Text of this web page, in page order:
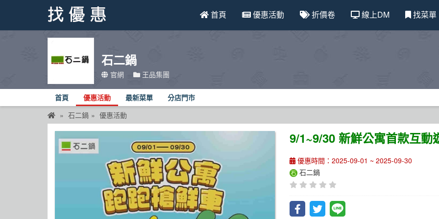
首頁 優惠活動 折價卷 線上DM 找菜單
石二鍋
官網 王品集團
首頁 優惠活動 最新菜單 分店門市
石二鍋 優惠活動
9/1~9/30 新鮮公寓首款互
優惠時間：2025-09-01 ~ 2025-09-30
石二鍋